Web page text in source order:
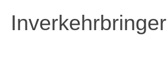
Inverkehrbringer